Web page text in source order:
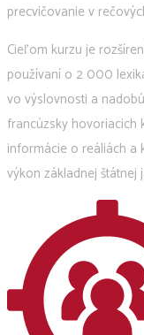
precvičovanie v
Cieľom kurzu je
používaní o 2 000
vo výslovnosti a
francúzsky hovoriacich
informácie o reáliách a
výkon základnej štátnej